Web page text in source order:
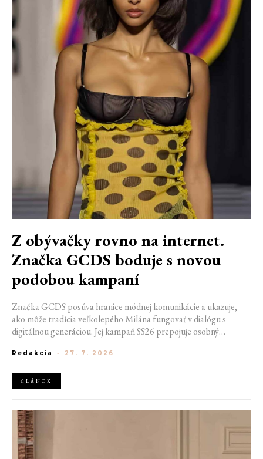
Z obývačky rovno na internet.
Značka GCDS boduje s novou
podobou kampaní
Značka GCDS posúva hranice módnej komunikácie a ukazuje,
ako môže tradícia veľkolepého Milána fungovať v dialógu s
digitálnou generáciou. Jej kampaň SS26 prepojuje osobný
spôsob, akým dnes módu vnímame a zdieľame. Zároveň
trendy a vytvárať autentické spojenie medzi módou, digitálnym
prostredím a každodenným životom mladej generácie.
Redakcia - 27. 7. 2026
ČLÁNOK